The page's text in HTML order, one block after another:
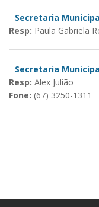
Secretaria
Resp: Paula Gabriela
Secretaria
Resp: Alex Julião
Fone: (67) 3250-1311